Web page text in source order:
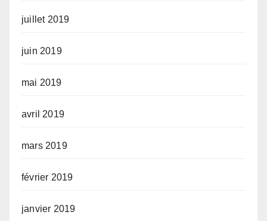
juillet 2019
juin 2019
mai 2019
avril 2019
mars 2019
février 2019
janvier 2019